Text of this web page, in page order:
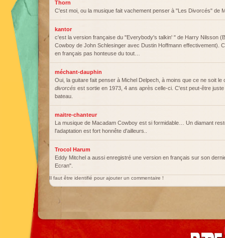
Thorn
C'est moi, ou la musique fait vachement penser à "Les Divorcés" de
kantor
c'est la version française du "Everybody's talkin' " de Harry Nilsson
Cowboy de John Schlesinger avec Dustin Hoffmann effectivement).
en français pas honteuse du tout…
méchant-dauphin
Oui, la guitare fait penser à Michel Delpech, à moins que ce ne soit
divorcés est sortie en 1973, 4 ans après celle-ci. C'est peut-être
bateau.
maitre-chanteur
La musique de Macadam Cowboy est si formidable… Un diamant
l'adaptation est fort honnête d'ailleurs..
Trocol Harum
Eddy Mitchel a aussi enregistré une version en français sur son
Ecran".
Il faut être identifié pour ajouter un commentaire !